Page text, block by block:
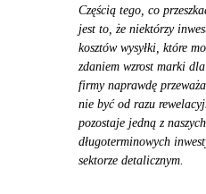
Częścią tego, co
jest to, że niektórzy
kosztów wysyłki, które
zdaniem wzrost marki
firmy naprawdę
nie być od razu
pozostaje jedną z
długoterminowych
sektorze detalicznym.